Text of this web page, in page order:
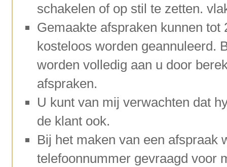
schakelen of op stil te zetten.
Gemaakte afspraken kunnen
kosteloos worden geannuleerd.
worden volledig aan u door
afspraken.
U kunt van mij verwachten dat
de klant ook.
Bij het maken van een afspraak
telefoonnummer gevraagd voor